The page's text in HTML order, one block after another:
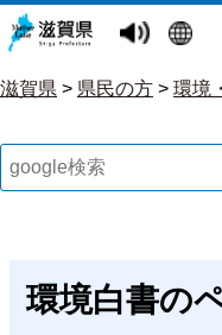
滋賀県 > 県民の方 > 環境
環境白書の